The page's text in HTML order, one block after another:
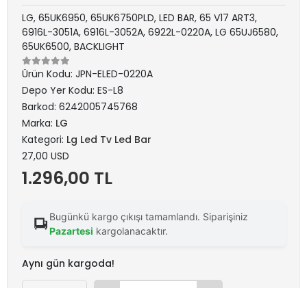
LG, 65UK6950, 65UK6750PLD, LED BAR, 65 V17 ART3,
6916L-3051A, 6916L-3052A, 6922L-0220A, LG 65UJ6580,
65UK6500, BACKLIGHT
Ürün Kodu: JPN-ELED-0220A
Depo Yer Kodu: ES-L8
Barkod: 6242005745768
Marka: LG
Kategori: Lg Led Tv Led Bar
27,00 USD
1.296,00 TL
Bugünkü kargo çıkışı tamamlandı. Siparişiniz
Pazartesi kargolanacaktır.
Aynı gün kargoda!